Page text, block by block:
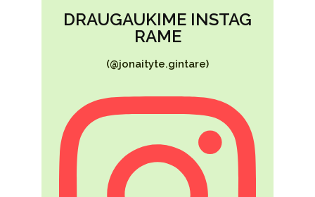
DRAUGAUKIME INSTAG
RAME
(@jonaityte.gintare)